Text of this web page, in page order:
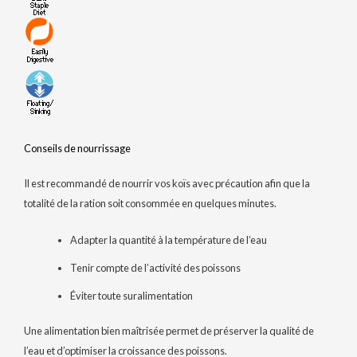
Conseils de nourrissage
Il est recommandé de nourrir vos koïs avec précaution afin que la
totalité de la ration soit consommée en quelques minutes.
Adapter la quantité à la température de l’eau
Tenir compte de l’activité des poissons
Éviter toute suralimentation
Une alimentation bien maîtrisée permet de préserver la qualité de
l’eau et d’optimiser la croissance des poissons.